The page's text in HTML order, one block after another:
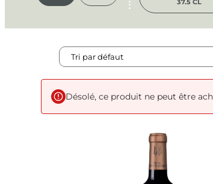
37.5 CL
Désolé, ce produit ne peut être